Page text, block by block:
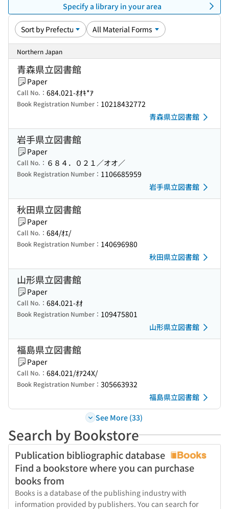
Specify a library in your area
Northern Japan
青森県立図書館
Paper
Call No.： 684.021-ｵｵｷ*ｱ
Book Registration Number： 10218432772
青森県立図書館
岩手県立図書館
Paper
Call No.： ６８４．０２１／オオ／
Book Registration Number： 1106685959
岩手県立図書館
秋田県立図書館
Paper
Call No.： 684/ｵｴ/
Book Registration Number： 140696980
秋田県立図書館
山形県立図書館
Paper
Call No.： 684.021-ｵｵ
Book Registration Number： 109475801
山形県立図書館
福島県立図書館
Paper
Call No.： 684.021/ｵｱ24X/
Book Registration Number： 305663932
福島県立図書館
See More (33)
Search by Bookstore
Publication bibliographic database
Find a bookstore where you can purchase
books from
Books is a database of the publishing industry with
information provided by publishers. You can search for